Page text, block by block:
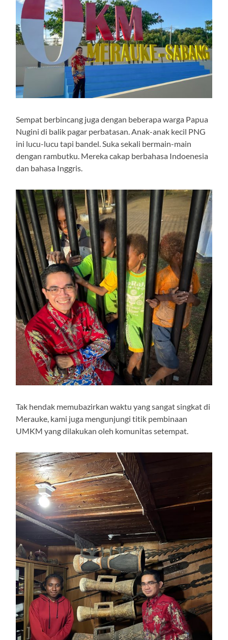
Sempat berbincang juga dengan beberapa warga Papua
Nugini di balik pagar perbatasan. Anak-anak kecil PNG
ini lucu-lucu tapi bandel. Suka sekali bermain-main
dengan rambutku. Mereka cakap berbahasa Indoenesia
dan bahasa Inggris.
Tak hendak memubazirkan waktu yang sangat singkat di
Merauke, kami juga mengunjungi titik pembinaan
UMKM yang dilakukan oleh komunitas setempat.